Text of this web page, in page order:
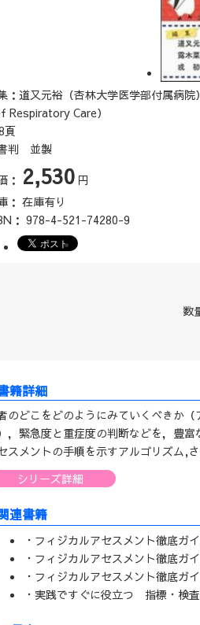
：道又元裕（杏林大学医学部付属病
Respiratory Care）
頁
判 並製
： 2,530 円
： 在庫有り
： 978-4-521-74280-9
数
のどこをどのようにみていくべきか
，緊急度と重症度の判断などを，豊
スメントの手順を示すアルゴリズム,
シリーズ詳細
連書籍
・フィジカルアセスメント徹底ガ
・フィジカルアセスメント徹底ガ
・フィジカルアセスメント徹底
・実践ですぐに役立つ 指標・検